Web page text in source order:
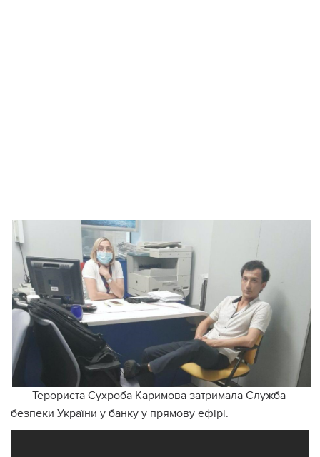
Терориста Сухроба Каримова затримала Служба
безпеки України у банку у прямову ефірі.